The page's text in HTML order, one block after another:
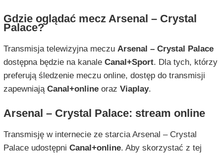
Gdzie oglądać mecz Arsenal – Crystal
Palace?
Transmisja telewizyjna meczu Arsenal – Crystal Palace
dostępna będzie na kanale Canal+Sport. Dla tych, którzy
preferują śledzenie meczu online, dostęp do transmisji
zapewniają Canal+onlineoraz Viaplay.
Arsenal – Crystal Palace: stream online
Transmisję w internecie ze starcia Arsenal – Crystal
Palace udostępni Canal+online. Aby skorzystać z tej